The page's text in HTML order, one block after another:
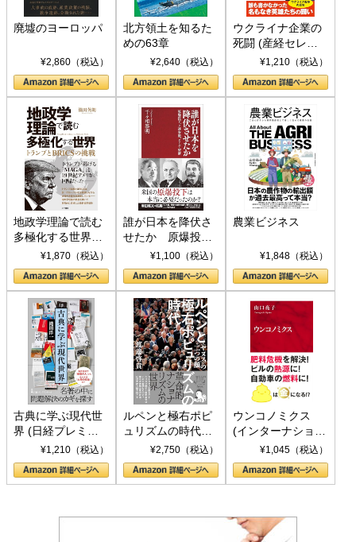
廃墟のヨーロッパ
¥2,860（税込）
北方領土を知るた
めの63章
¥2,640（税込）
ウクライナ企業の
死闘 (産経セレク
ト S 039)¥1,210（税込）
地政学理論で読む
多極化する世界：
トランプとBRICS
の挑戦
¥1,870（税込）
誰が日本を降伏さ
せたか 原爆投
下、ソ連参戦、そ
して聖断 (PHP新
書)
¥1,100（税込）
農業ビジネス
¥1,848（税込）
古典に学ぶ現代世
界 (日経プレミア
シリーズ)¥1,210（税込）
ルペンと極右ポピ
ュリズムの時代：
〈ヤヌス〉の二つ
の顔
¥2,750（税込）
ウンコノミクス
(インターナショナ
ル新書)¥1,045（税込）